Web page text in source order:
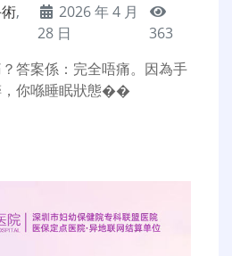
,
2026 年 4 月
28 日
363
答案係：完全唔痛。因為手
，你喺睡眠狀態��